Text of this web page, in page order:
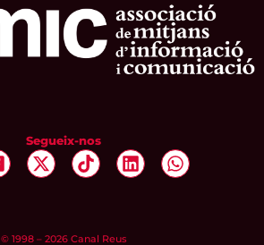
Segueix-nos
© 1998 – 2026 Canal Reus